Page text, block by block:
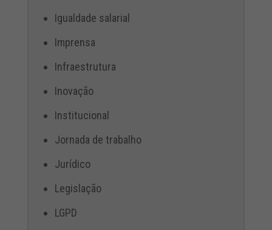
Igualdade salarial
Imprensa
Infraestrutura
Inovação
Institucional
Jornada de trabalho
Jurídico
Legislação
LGPD